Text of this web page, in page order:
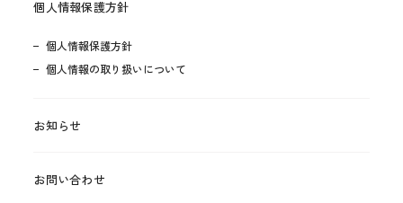
個人情報保護方針
個人情報保護方針
個人情報の取り扱いについて
お知らせ
お問い合わせ